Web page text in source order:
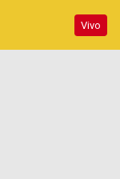
Vivo